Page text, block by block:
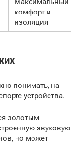
Максимальный
комфорт и
изоляция
понимать, на
устройства.
золотым
звуковую
но может